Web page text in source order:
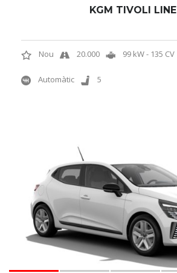
KGM TIVOLI LINE
Nou 20.000 99 kW - 135 CV
Automàtic 5